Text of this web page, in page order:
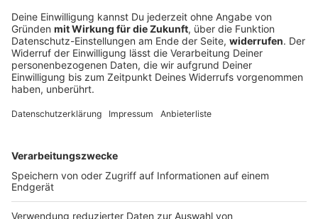
Verfassungsschutz beobachtet AfD-
Abgeordneten Nolte
Auf die AfD hat der Verfassungsschutz ein Auge.
Inzwischen steht in Bayern der dritte
DEINE GEMERKTEN ARTIKEL
Du hast dir noch keine Artikel gemerkt